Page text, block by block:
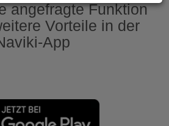
angefragte Funktion
Vorteile in der
App